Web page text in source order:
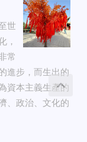
世
，
常
進步，而生出的
資本主義生產的
、政治、文化的